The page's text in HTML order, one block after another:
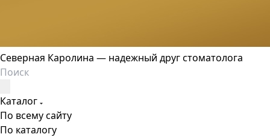
Северная Каролина — надежный друг стоматолога
Каталог
По всему сайту
По каталогу